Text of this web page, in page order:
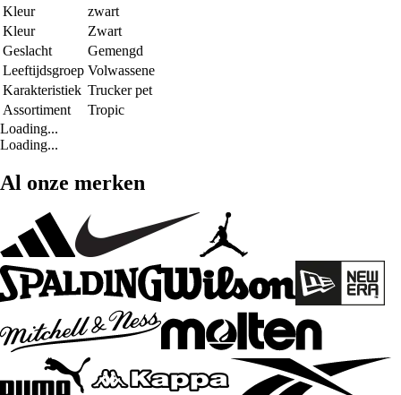
Kleur
zwart
Kleur
Zwart
Geslacht
Gemengd
Leeftijdsgroep Volwassene
Karakteristiek Trucker pet
Assortiment
Tropic
Loading...
Loading...
Al onze merken